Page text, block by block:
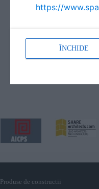
Produse de constructii
https://
ÎNCHIDE